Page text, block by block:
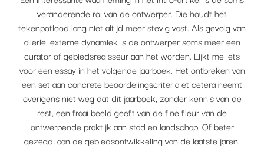
veranderende rol van de ontwerper. Die houdt het
tekenpotlood lang niet altijd meer stevig vast. Als gevolg van
allerlei externe dynamiek is de ontwerper soms meer een
curator of gebiedsregisseur aan het worden. Lijkt me iets
voor een essay in het volgende jaarboek. Het ontbreken van
een set aan concrete beoordelingscriteria et cetera neemt
overigens niet weg dat dit jaarboek, zonder kennis van de
rest, een fraai beeld geeft van de fine fleur van de
ontwerpende praktijk aan stad en landschap. Of beter
gezegd: aan de gebiedsontwikkeling van de laatste jaren.